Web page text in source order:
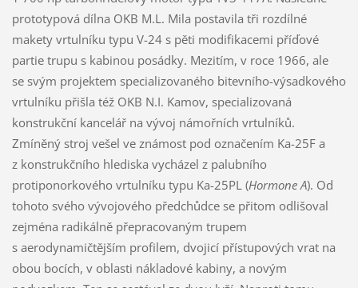
prototypová dílna OKB M.L. Mila postavila tři rozdílné
makety vrtulníku typu V-24 s pěti modifikacemi příďové
partie trupu s kabinou posádky. Mezitím, v roce 1966, ale
se svým projektem specializovaného bitevního-výsadkového
vrtulníku přišla též OKB N.I. Kamov, specializovaná
konstrukční kancelář na vývoj námořních vrtulníků.
Zmíněný stroj vešel ve známost pod označením Ka-25F a
z konstrukčního hlediska vycházel z palubního
protiponorkového vrtulníku typu Ka-25PL (Hormone A). Od
tohoto svého vývojového předchůdce se přitom odlišoval
zejména radikálně přepracovaným trupem
s aerodynamičtějším profilem, dvojicí přístupových vrat na
obou bocích, v oblasti nákladové kabiny, a novým